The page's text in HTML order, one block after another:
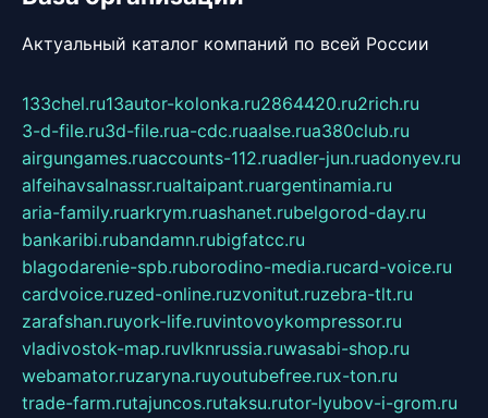
Актуальный каталог компаний по всей России
133chel.ru13autor-kolonka.ru2864420.ru2rich.ru
3-d-file.ru3d-file.rua-cdc.ruaalse.rua380club.ru
airgungames.ruaccounts-112.ruadler-jun.ruadonyev.ru
alfeihavsalnassr.rualtaipant.ruargentinamia.ru
aria-family.ruarkrym.ruashanet.rubelgorod-day.ru
bankaribi.rubandamn.rubigfatcc.ru
blagodarenie-spb.ruborodino-media.rucard-voice.ru
cardvoice.ruzed-online.ruzvonitut.ruzebra-tlt.ru
zarafshan.ruyork-life.ruvintovoykompressor.ru
vladivostok-map.ruvlknrussia.ruwasabi-shop.ru
webamator.ruzaryna.ruyoutubefree.rux-ton.ru
trade-farm.rutajuncos.rutaksu.rutor-lyubov-i-grom.ru